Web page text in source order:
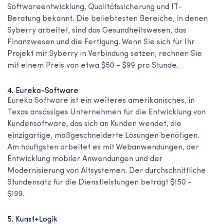
Softwareentwicklung, Qualitätssicherung und IT-
Beratung bekannt. Die beliebtesten Bereiche, in denen
Syberry arbeitet, sind das Gesundheitswesen, das
Finanzwesen und die Fertigung. Wenn Sie sich für Ihr
Projekt mit Syberry in Verbindung setzen, rechnen Sie
mit einem Preis von etwa $50 - $99 pro Stunde.
4. Eureka-Software
Eureka Software ist ein weiteres amerikanisches, in
Texas ansässiges Unternehmen für die Entwicklung von
Kundensoftware, das sich an Kunden wendet, die
einzigartige, maßgeschneiderte Lösungen benötigen.
Am häufigsten arbeitet es mit Webanwendungen, der
Entwicklung mobiler Anwendungen und der
Modernisierung von Altsystemen. Der durchschnittliche
Stundensatz für die Dienstleistungen beträgt $150 -
$199.
5. Kunst+Logik